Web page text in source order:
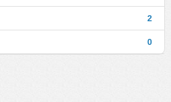
2
0